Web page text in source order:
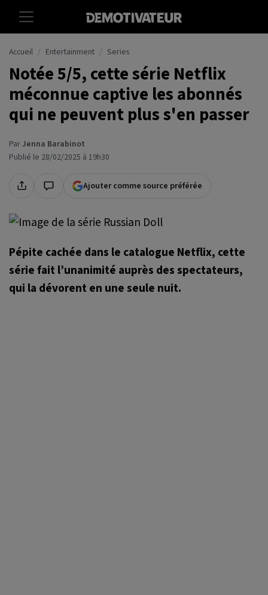
Accueil Entertainment Series
Notée 5/5, cette série Netflix
méconnue captive les abonnés
qui ne peuvent plus s'en passer
ParJenna Barabinot
Publié le 28/02/2025 à 19h30
Ajouter comme source préférée
Pépite cachée dans le catalogue Netflix, cette
série fait l’unanimité auprès des spectateurs,
qui la dévorent en une seule nuit.